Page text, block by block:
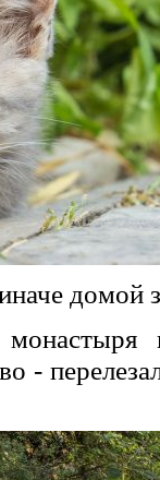
домой
-